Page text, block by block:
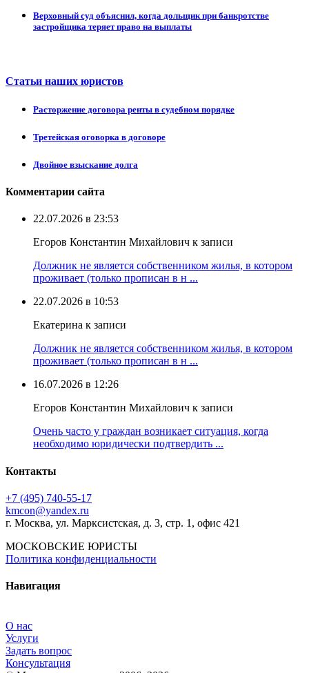
Верховный суд объяснил, когда дольщик при банкротстве
застройщика теряет право на выплаты
Статьи наших юристов
Расторжение договора ренты в судебном порядке
Третейская оговорка в договоре
Двойное взыскание долга
Комментарии сайта
22.07.2026 в 23:53
Егоров Константин Михайлович к записи
Должник не является собственником жилья, в котором
проживает (только прописан в н ...
22.07.2026 в 10:53
Екатерина к записи
Должник не является собственником жилья, в котором
проживает (только прописан в н ...
16.07.2026 в 12:26
Егоров Константин Михайлович к записи
Очень часто у граждан возникает ситуация, когда
необходимо юридически подтвердить ...
Контакты
+7 (495) 740‑55‑17
kmcon@yandex.ru
г. Москва, ул. Марксистская, д. 3, стр. 1, офис 421
МОСКОВСКИЕ ЮРИСТЫ
Политика конфиденциальности
Навигация
О нас
Услуги
Задать вопрос
Консультация